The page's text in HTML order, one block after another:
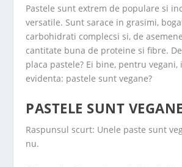
Pastele sunt extrem de populare si
versatile. Sunt sarace in grasimi,
carbohidrati complecsi si, de
cantitate buna de proteine ​​si fibre.
placa pastele? Ei bine, pentru
evidenta: pastele sunt vegane?
PASTELE SUNT
Raspunsul scurt: Unele paste sunt
nu.